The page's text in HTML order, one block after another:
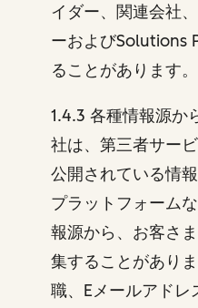
イダー、関連会社
ーおよびSolutions
ることがあります。
1.4.3 各種情報源か
社は、第三者サー
公開されている情
プラットフォーム
報源から、お客さ
集することがあり
職、Eメールアドレ